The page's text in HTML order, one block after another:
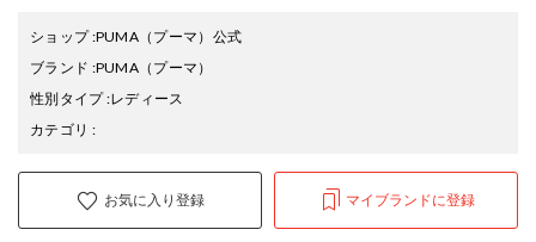
ショップ:PUMA（プーマ）公式
ブランド :PUMA （プーマ）
性別タイプ:レディース
カテゴリ :
お気に入り登録 マイブランドに登録